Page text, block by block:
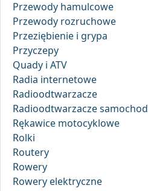
Przewody hamulcowe
Przewody rozruchowe
Przeziębienie i grypa
Przyczepy
Quady i ATV
Radia internetowe
Radioodtwarzacze
Radioodtwarzacze
Rękawice motocyklowe
Rolki
Routery
Rowery
Rowery elektryczne